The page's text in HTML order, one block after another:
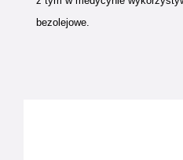
bezolejowe.